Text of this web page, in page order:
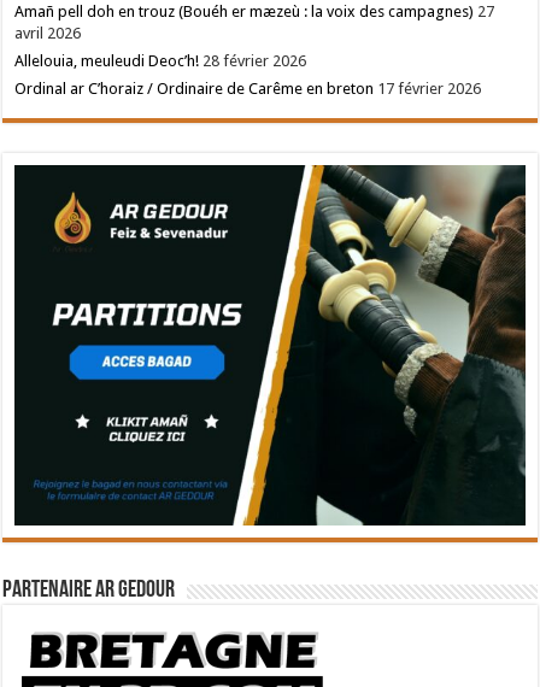
Amañ pell doh en trouz (Bouéh er mæzeù : la voix des campagnes) 27
avril 2026
Allelouia, meuleudi Deoc’h! 28 février 2026
Ordinal ar C’horaiz / Ordinaire de Carême en breton 17 février 2026
Partenaire Ar Gedour